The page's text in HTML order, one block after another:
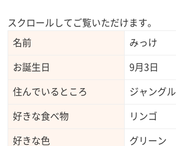
スクロールしてご覧いただけます。
名前 みっけ
お誕生日 9月3日
住んでいるところ ジャングル
好きな食べ物 リンゴ
好きな色 グリーン